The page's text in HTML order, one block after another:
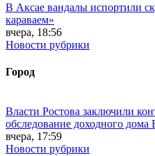
В Аксае вандалы испортили
караваем»
вчера, 18:56
Новости рубрики
Город
Власти Ростова заключили
обследование доходного дома
вчера, 17:59
Новости рубрики